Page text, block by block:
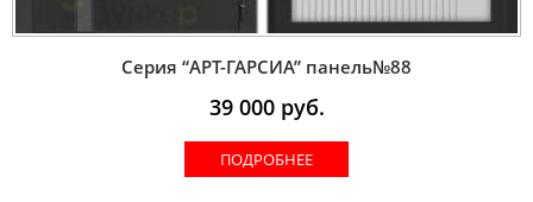
Серия “AРT-ГАРСИА” панель№88
39 000руб.
ПОДРОБНЕЕ